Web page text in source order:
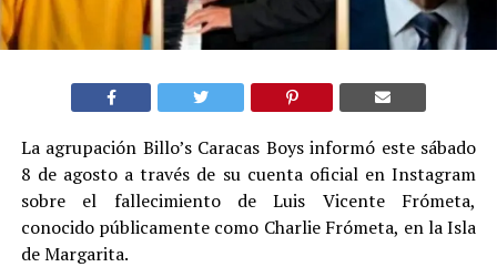
La agrupación Billo’s Caracas Boys informó este sábado
8 de agosto a través de su cuenta oficial en Instagram
sobre el fallecimiento de Luis Vicente Frómeta,
conocido públicamente como Charlie Frómeta, en la Isla
de Margarita.